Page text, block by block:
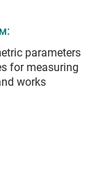
parameters
for measuring
works